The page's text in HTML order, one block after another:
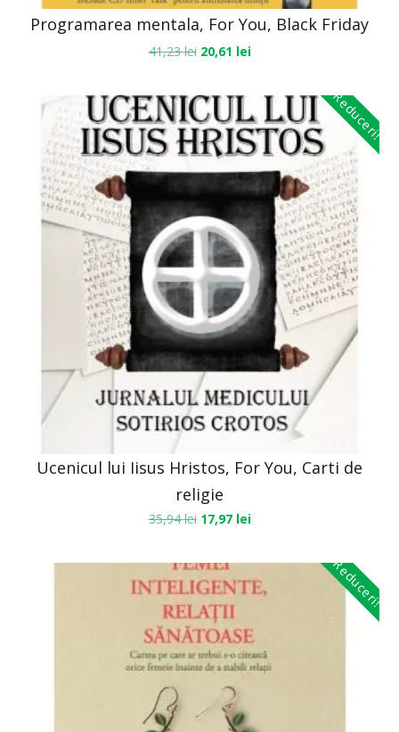
Programarea mentala, For You, Black Friday
41,23lei 20,61 lei
Reduceri!
Ucenicul lui Iisus Hristos, For You, Carti de
religie
35,94lei 17,97 lei
Reduceri!